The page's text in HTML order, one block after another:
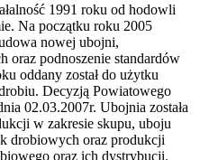
1991 roku od hodowli
Na początku roku 2005
nowej ubojni,
oraz podnoszenie standardów
oddany został do użytku
Decyzją Powiatowego
02.03.2007r. Ubojnia została
w zakresie skupu, uboju
drobiowych oraz produkcji
oraz ich dystrybucji.